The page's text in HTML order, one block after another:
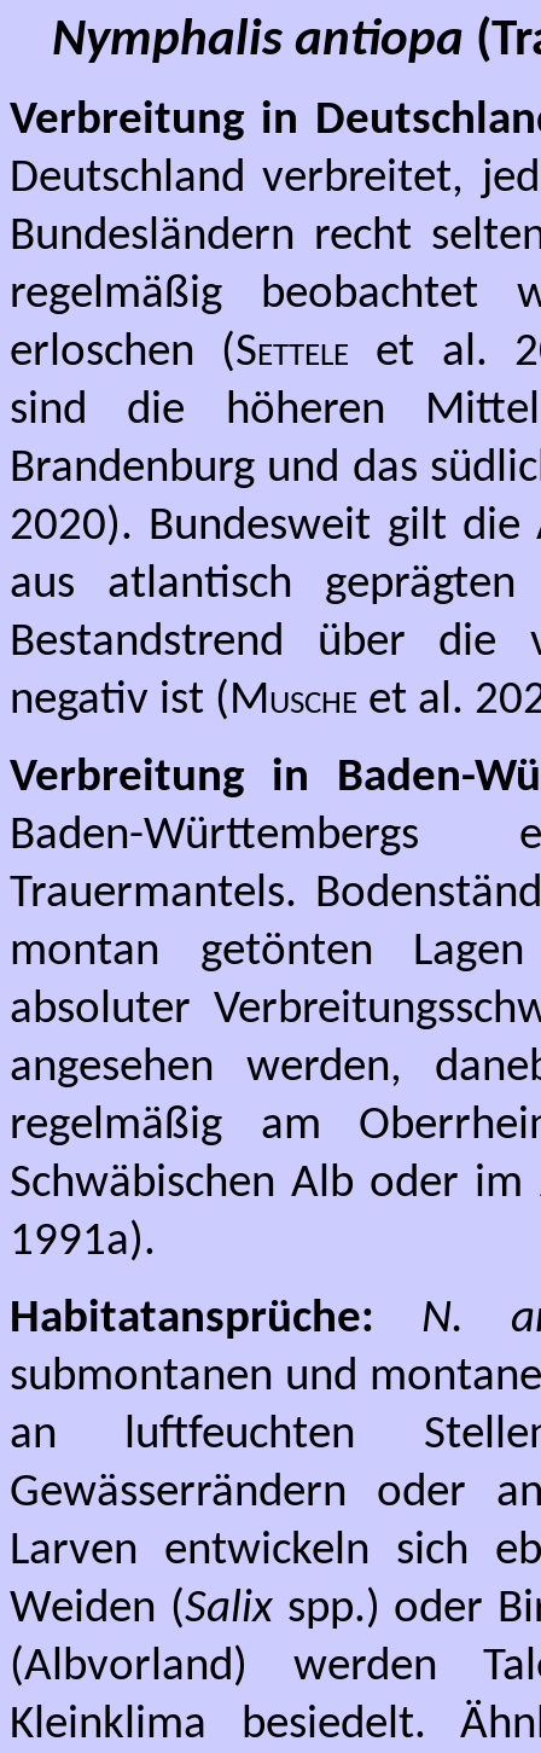
Nymphalis antiopa
Verbreitung in
Deutschland verbreitet,
Bundesländern recht
regelmäßig
erloschen (Settele et al.
sind die höheren
Brandenburg und das
2020). Bundesweit gilt
aus atlantisch
Bestandstrend über die
negativ ist (Musche et al.
Verbreitung in Baden-
Baden-
Trauermantels.
montan getönten
absoluter
angesehen werden,
regelmäßig am
Schwäbischen Alb oder
1991a).
Habitatansprüche:
N.
submontanen und
an luftfeuchten
Gewässerrändern oder
Larven entwickeln sich
Weiden (Salixspp.) oder
(Albvorland) werden
Kleinklima besiedelt.